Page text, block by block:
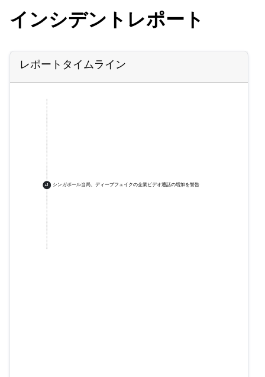
インシデントレポート
レポートタイムライン
+1 シンガポール当局、ディープフェイクの企業ビデオ通話の増加を警告